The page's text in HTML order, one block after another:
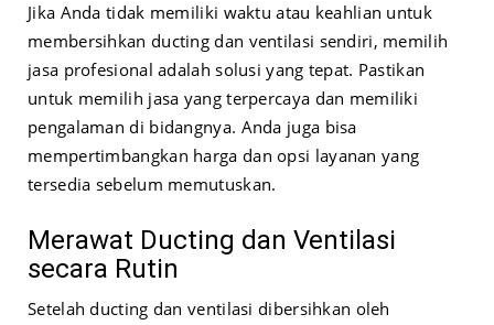
Jika Anda tidak memiliki waktu atau keahlian untuk
membersihkan ducting dan ventilasi sendiri, memilih
jasa profesional adalah solusi yang tepat. Pastikan
untuk memilih jasa yang terpercaya dan memiliki
pengalaman di bidangnya. Anda juga bisa
mempertimbangkan harga dan opsi layanan yang
tersedia sebelum memutuskan.
Merawat Ducting dan Ventilasi
secara Rutin
Setelah ducting dan ventilasi dibersihkan oleh